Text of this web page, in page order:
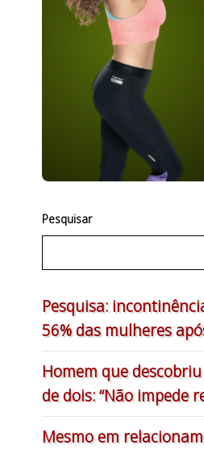
Pesquisar
Pesquisa:
56% das mulheres
Homem que
de dois: “Não impede
Mesmo em